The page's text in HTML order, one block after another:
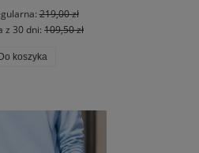
219,00 zł
z 30 dni: 109,50 zł
koszyka